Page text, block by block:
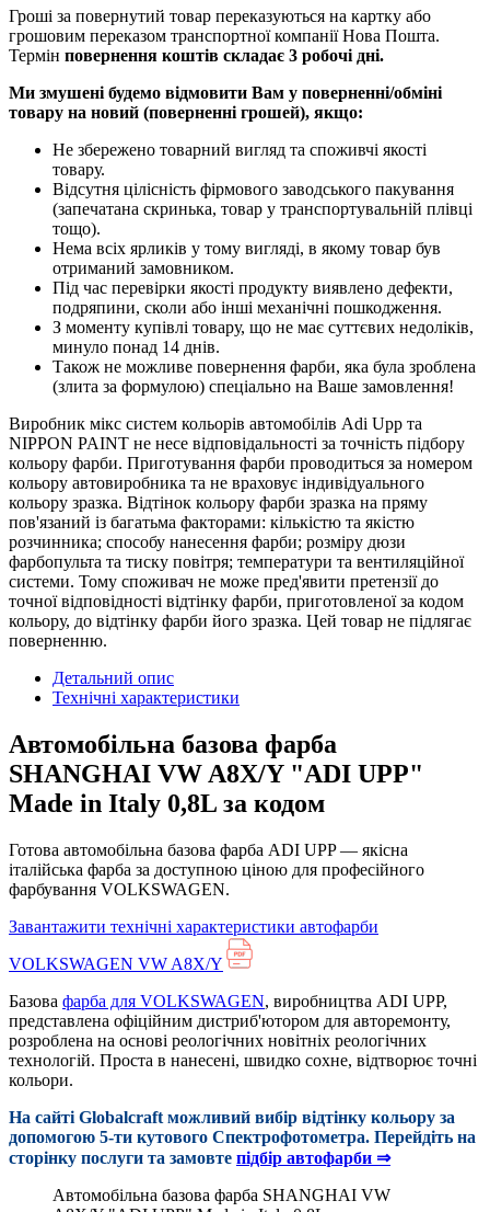
Гроші за повернутий товар переказуються на картку або
грошовим переказом транспортної компанії Нова Пошта.
Термін повернення коштів складає 3 робочі дні.
Ми змушені будемо відмовити Вам у поверненні/обміні
товару на новий (поверненні грошей), якщо:
Не збережено товарний вигляд та споживчі якості
товару.
Відсутня цілісність фірмового заводського пакування
(запечатана скринька, товар у транспортувальній плівці
тощо).
Нема всіх ярликів у тому вигляді, в якому товар був
отриманий замовником.
Під час перевірки якості продукту виявлено дефекти,
подряпини, сколи або інші механічні пошкодження.
З моменту купівлі товару, що не має суттєвих недоліків,
минуло понад 14 днів.
Також не можливе повернення фарби, яка була зроблена
(злита за формулою) спеціально на Ваше замовлення!
Виробник мікс систем кольорів автомобілів Adi Upp та
NIPPON PAINT не несе відповідальності за точність підбору
кольору фарби. Приготування фарби проводиться за номером
кольору автовиробника та не враховує індивідуального
кольору зразка. Відтінок кольору фарби зразка на пряму
пов'язаний із багатьма факторами: кількістю та якістю
розчинника; способу нанесення фарби; розміру дюзи
фарбопульта та тиску повітря; температури та вентиляційної
системи. Тому споживач не може пред'явити претензії до
точної відповідності відтінку фарби, приготовленої за кодом
кольору, до відтінку фарби його зразка. Цей товар не підлягає
поверненню.
Детальний опис
Технічні характеристики
Автомобільна базова фарба
SHANGHAI VW A8X/Y "ADI UPP"
Made in Italy 0,8L за кодом
Готова автомобільна базова фарба ADI UPP — якісна
італійська фарба за доступною ціною для професійного
фарбування VOLKSWAGEN.
Завантажити технічні характеристики автофарби
VOLKSWAGEN VW A8X/Y
Базова фарба для VOLKSWAGEN, виробництва ADI UPP,
представлена офіційним дистриб'ютором для авторемонту,
розроблена на основі реологічних новітніх реологічних
технологій. Проста в нанесені, швидко сохне, відтворює точні
кольори.
На сайті Globalcraft можливий вибір відтінку кольору за
допомогою 5-ти кутового Cпектрофотометра. Перейдіть на
сторінку послуги та замовте підбір автофарби ⇒
Автомобільна базова фарба SHANGHAI VW